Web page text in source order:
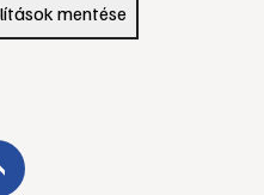
mentése